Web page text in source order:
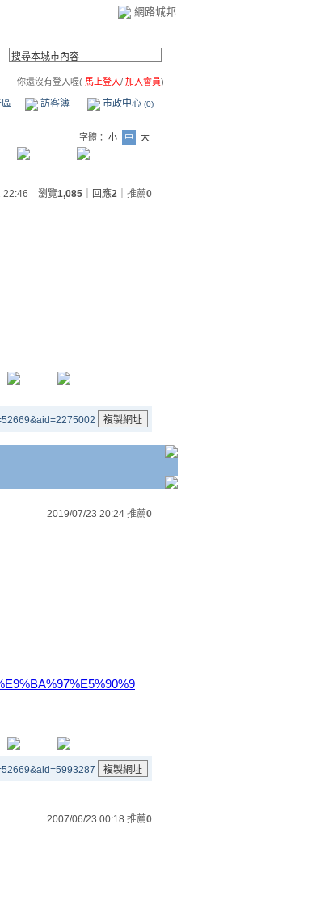
網路城邦
你還沒有登入喔( 馬上登入/ 加入會員)
訪客簿 市政中心 (0)
字體： 小 中
大
22:46 瀏覽1,085 ｜回應2 推薦0
2019/07/23 20:24 推薦0
2007/06/23 00:18 推薦0